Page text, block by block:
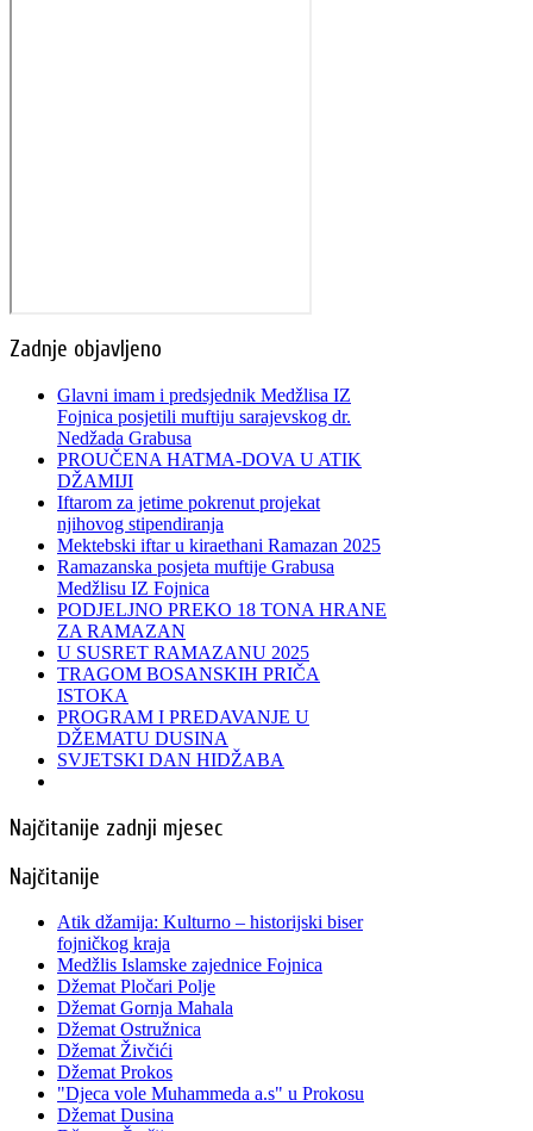
Zadnje objavljeno
Glavni imam i predsjednik Medžlisa IZ
Fojnica posjetili muftiju sarajevskog dr.
Nedžada Grabusa
PROUČENA HATMA-DOVA U ATIK
DŽAMIJI
Iftarom za jetime pokrenut projekat
njihovog stipendiranja
Mektebski iftar u kiraethani Ramazan 2025
Ramazanska posjeta muftije Grabusa
Medžlisu IZ Fojnica
PODJELJNO PREKO 18 TONA HRANE
ZA RAMAZAN
U SUSRET RAMAZANU 2025
TRAGOM BOSANSKIH PRIČA
ISTOKA
PROGRAM I PREDAVANJE U
DŽEMATU DUSINA
SVJETSKI DAN HIDŽABA
Najčitanije zadnji mjesec
Najčitanije
Atik džamija: Kulturno – historijski biser
fojničkog kraja
Medžlis Islamske zajednice Fojnica
Džemat Pločari Polje
Džemat Gornja Mahala
Džemat Ostružnica
Džemat Živčići
Džemat Prokos
"Djeca vole Muhammeda a.s" u Prokosu
Džemat Dusina